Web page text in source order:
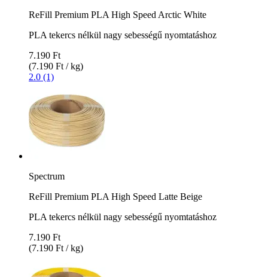
ReFill Premium PLA High Speed Arctic White
PLA tekercs nélkül nagy sebességű nyomtatáshoz
7.190 Ft
(7.190 Ft / kg)
2.0 (1)
Spectrum
ReFill Premium PLA High Speed Latte Beige
PLA tekercs nélkül nagy sebességű nyomtatáshoz
7.190 Ft
(7.190 Ft / kg)